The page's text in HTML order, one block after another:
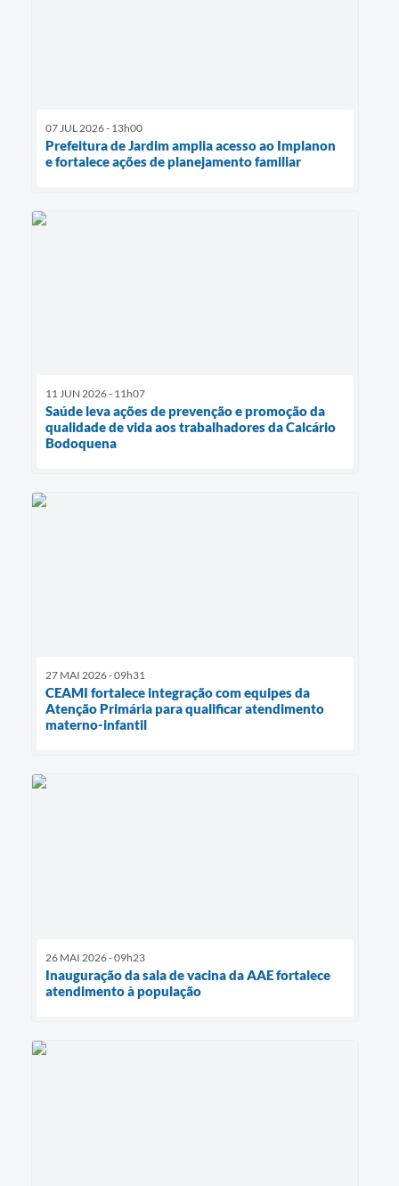
07 JUL 2026 - 13h00
Prefeitura de Jardim amplia acesso ao Implanon
e fortalece ações de planejamento familiar
11 JUN 2026 - 11h07
Saúde leva ações de prevenção e promoção da
qualidade de vida aos trabalhadores da Calcário
Bodoquena
27 MAI 2026 - 09h31
CEAMI fortalece integração com equipes da
Atenção Primária para qualificar atendimento
materno-infantil
26 MAI 2026 - 09h23
Inauguração da sala de vacina da AAE fortalece
atendimento à população